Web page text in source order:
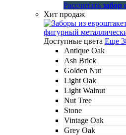
Рассчитать забор
Хит продаж
Доступные цвета Еще
Antique Oak
Ash Brick
Golden Nut
Light Oak
Light Walnut
Nut Tree
Stone
Vintage Oak
Grey Oak